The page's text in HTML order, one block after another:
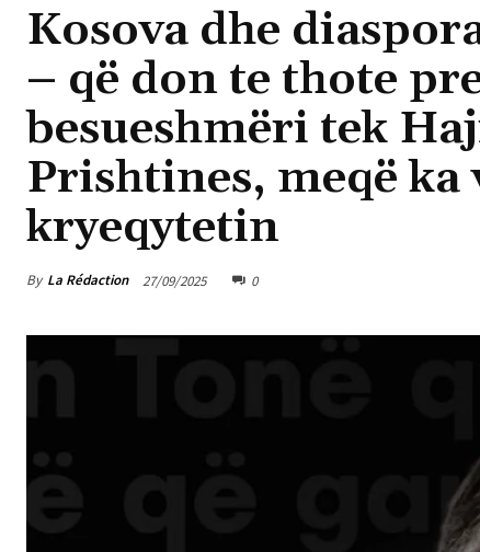
Kosova dhe
– që don te thote
besueshmëri tek
Prishtines, meqë
kryeqytetin
By La Rédaction 27/09/2025 0